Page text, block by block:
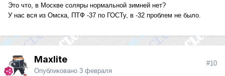
Это что, в Москве соляры нормальной зимней нет?
У нас вся из Омска, ПТФ -37 по ГОСТу, в -32 проблем не было.
Maxlite
Опубликовано 3 февраля
#10